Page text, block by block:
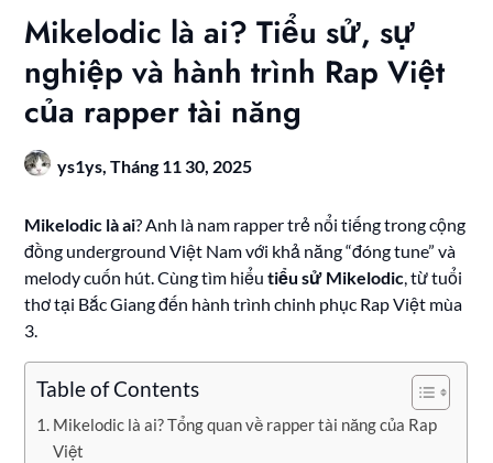
Mikelodic là ai? Tiểu sử, sự
nghiệp và hành trình Rap Việt
của rapper tài năng
ys1ys,Tháng 11 30, 2025
Mikelodic là ai? Anh là nam rapper trẻ nổi tiếng trong cộng
đồng underground Việt Nam với khả năng “đóng tune” và
melody cuốn hút. Cùng tìm hiểutiểu sử Mikelodic, từ tuổi
thơ tại Bắc Giang đến hành trình chinh phục Rap Việt mùa
3.
Table of Contents
Mikelodic là ai? Tổng quan về rapper tài năng của Rap
Việt